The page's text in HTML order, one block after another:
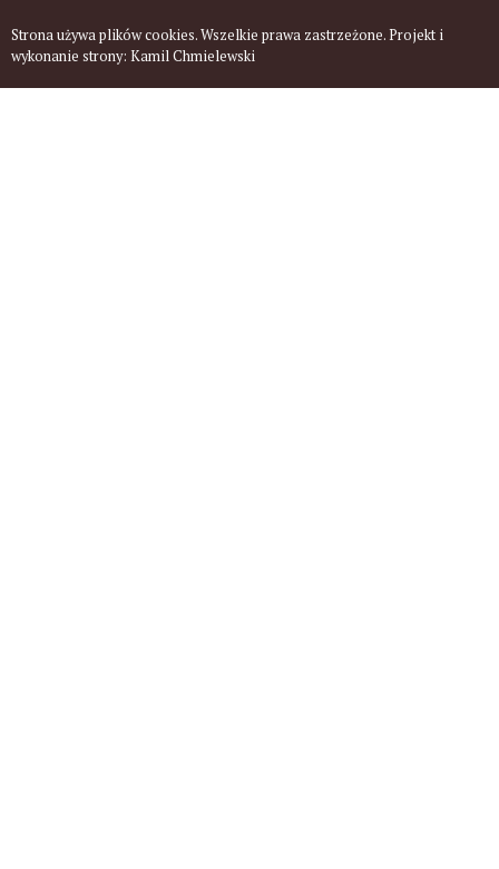
Strona używa plików cookies. Wszelkie prawa zastrzeżone. Projekt i
wykonanie strony: Kamil Chmielewski